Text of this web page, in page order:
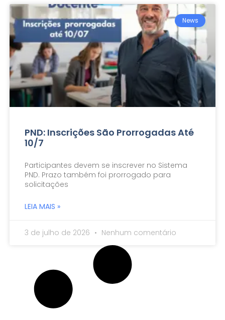
News
PND: Inscrições São Prorrogadas Até
10/7
Participantes devem se inscrever no Sistema
PND. Prazo também foi prorrogado para
solicitações
LEIA MAIS »
3 de julho de 2026 Nenhum comentário